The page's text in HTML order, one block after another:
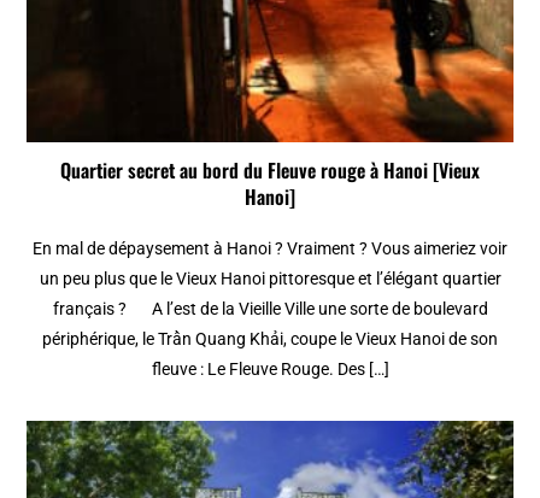
Quartier secret au bord du Fleuve rouge à Hanoi [Vieux
Hanoi]
En mal de dépaysement à Hanoi ? Vraiment ? Vous aimeriez voir
un peu plus que le Vieux Hanoi pittoresque et l’élégant quartier
français ? A l’est de la Vieille Ville une sorte de boulevard
périphérique, le Trần Quang Khải, coupe le Vieux Hanoi de son
fleuve : Le Fleuve Rouge. Des […]